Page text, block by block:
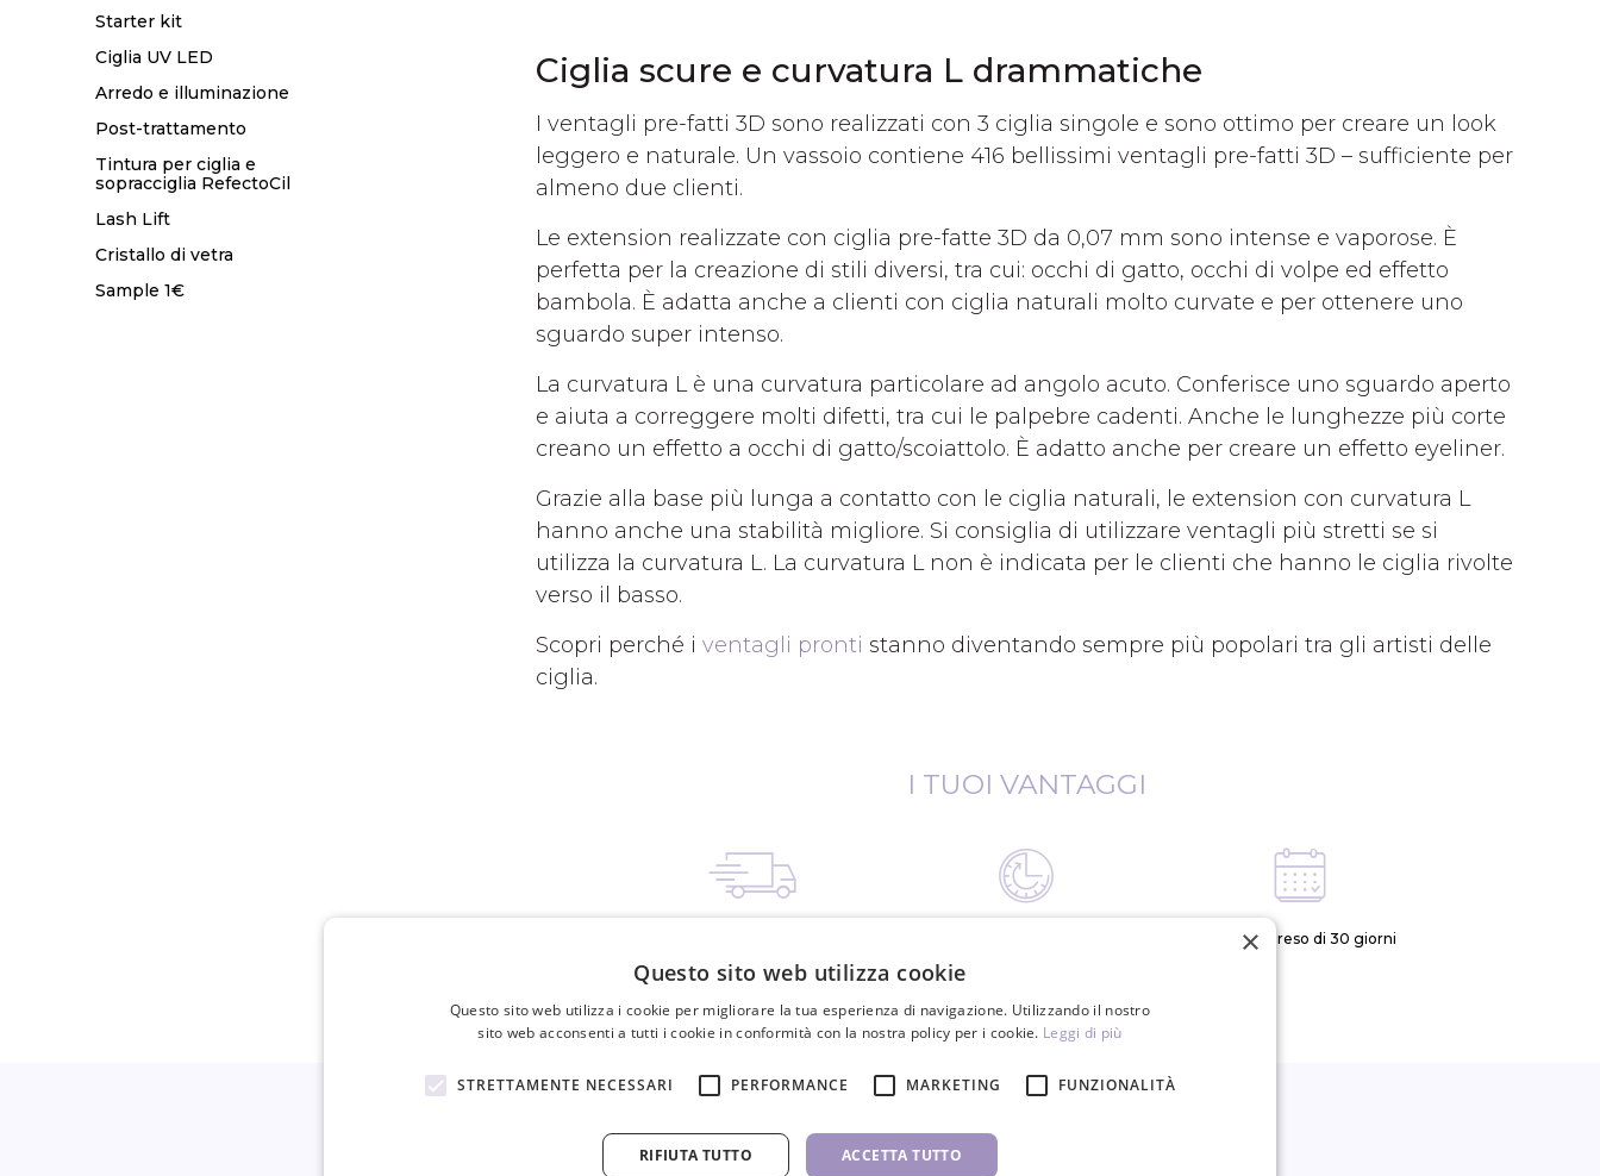
Starter kit
Ciglia UV LED
Arredo e illuminazione
Post-trattamento
Tintura per ciglia e
sopracciglia RefectoCil
Lash Lift
Cristallo di vetra
Sample 1€
di
immagini
Ciglia scure e curvatura L drammatiche
I ventagli pre-fatti 3D sono realizzati con 3 ciglia singole e sono ottimo per creare un look
leggero e naturale. Un vassoio contiene 416 bellissimi ventagli pre-fatti 3D – sufficiente per
almeno due clienti.
Le extension realizzate con ciglia pre-fatte 3D da 0,07 mm sono intense e vaporose. È
perfetta per la creazione di stili diversi, tra cui: occhi di gatto, occhi di volpe ed effetto
bambola. È adatta anche a clienti con ciglia naturali molto curvate e per ottenere uno
sguardo super intenso.
La curvatura L è una curvatura particolare ad angolo acuto. Conferisce uno sguardo aperto
e aiuta a correggere molti difetti, tra cui le palpebre cadenti. Anche le lunghezze più corte
creano un effetto a occhi di gatto/scoiattolo. È adatto anche per creare un effetto eyeliner.
Grazie alla base più lunga a contatto con le ciglia naturali, le extension con curvatura L
hanno anche una stabilità migliore. Si consiglia di utilizzare ventagli più stretti se si
utilizza la curvatura L. La curvatura L non è indicata per le clienti che hanno le ciglia rivolte
verso il basso.
Scopri perché i ventagli pronti stanno diventando sempre più popolari tra gli artisti delle
ciglia.
I TUOI VANTAGGI
Politica di reso di 30 giorni
×
Questo sito web utilizza cookie
Questo sito web utilizza i cookie per migliorare la tua esperienza di navigazione. Utilizzando il nostro
sito web acconsenti a tutti i cookie in conformità con la nostra policy per i cookie. Leggi di più
STRETTAMENTE NECESSARI PERFORMANCE MARKETING FUNZIONALITÀ
ACCETTA TUTTO
RIFIUTA TUTTO